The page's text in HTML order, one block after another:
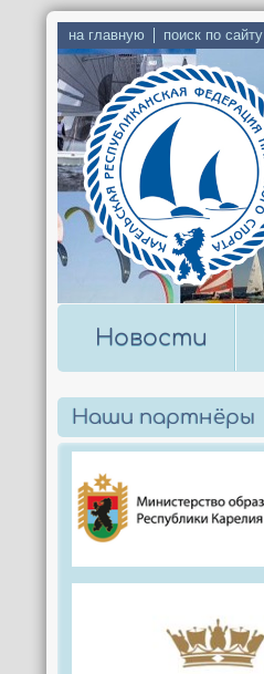
на главную поиск по сайту
Новости
Наши партнёры